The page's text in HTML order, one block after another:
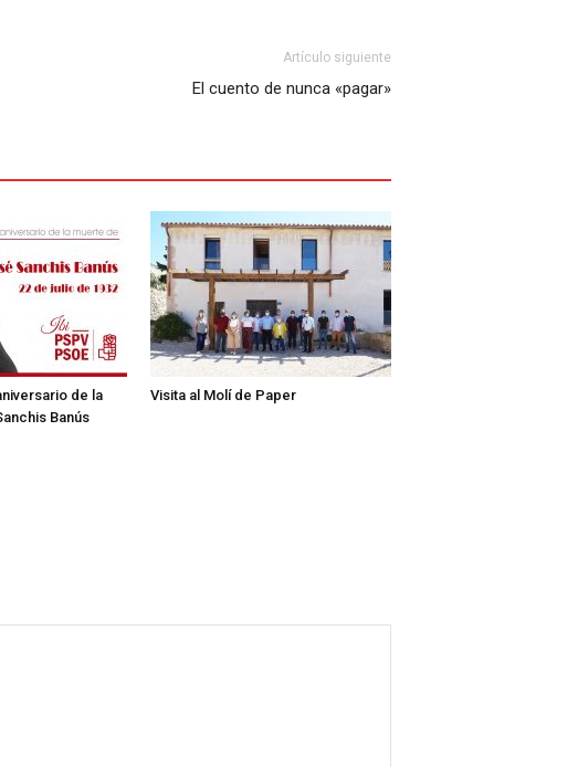
Artículo siguiente
El cuento de nunca «pagar»
de la
Banús
Visita al Molí de Paper